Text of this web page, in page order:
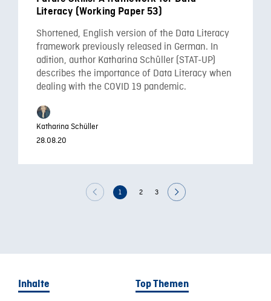
Literacy (Working Paper 53)
Shortened, English version of the Data Literacy
framework previously released in German. In
adition, author Katharina Schüller (STAT-UP)
describes the importance of Data Literacy when
dealing with the COVID 19 pandemic.
Katharina Schüller
28.08.20
1 2 3
Inhalte Top Themen